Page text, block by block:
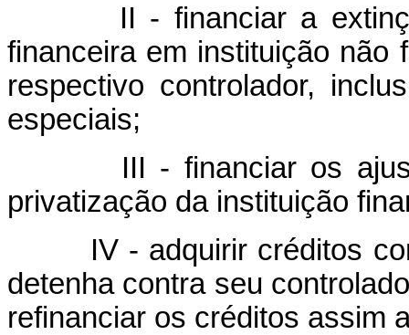
II - financiar a extinção
financeira em instituição não
respectivo controlador,
especiais;
III - financiar os ajustes
privatização da instituição
IV - adquirir créditos
detenha contra seu
refinanciar os créditos assim